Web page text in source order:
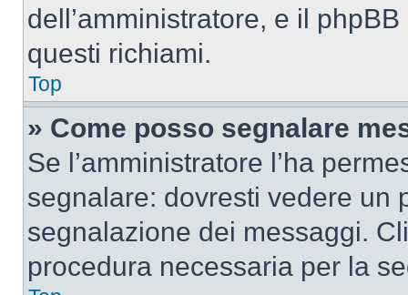
dell’amministratore, e il
questi richiami.
Top
» Come posso segnalare
Se l’amministratore l’ha
segnalare: dovresti vedere un
segnalazione dei messaggi.
procedura necessaria per la